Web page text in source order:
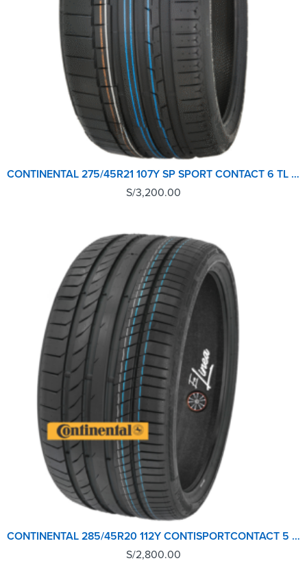
CONTINENTAL 275/45R21 107Y SP SPORT CONTACT 6 TL (MO) EU
S/3,200.00
CONTINENTAL 285/45R20 112Y CONTISPORTCONTACT 5 AO SUV
S/2,800.00